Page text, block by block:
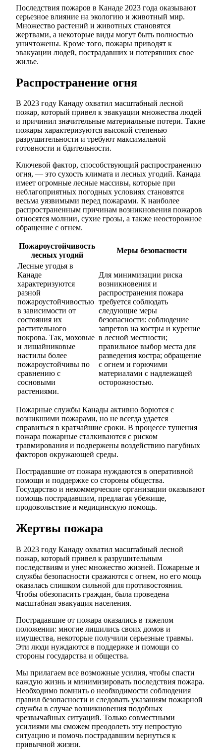
Последствия пожаров в Канаде 2023 года оказывают
серьезное влияние на экологию и животный мир.
Множество растений и животных становятся
жертвами, а некоторые виды могут быть полностью
уничтожены. Кроме того, пожары приводят к
эвакуации людей, пострадавших и потерявших свое
жилье.
Распространение огня
В 2023 году Канаду охватил масштабный лесной
пожар, который привел к эвакуации множества людей
и причинил значительные материальные потери. Такие
пожары характеризуются высокой степенью
разрушительности и требуют максимальной
готовности и бдительности.
Ключевой фактор, способствующий распространению
огня, — это сухость климата и лесных угодий. Канада
имеет огромные лесные массивы, которые при
неблагоприятных погодных условиях становятся
весьма уязвимыми перед пожарами. К наиболее
распространенным причинам возникновения пожаров
относятся молнии, сухие грозы, а также неосторожное
обращение с огнем.
Пожароустойчивость
лесных угодий
Меры безопасности
Лесные угодья в
Канаде
характеризуются
разной
пожароустойчивостью
в зависимости от
состояния их
растительного
покрова. Так, моховые
и лишайниковые
настилы более
пожароустойчивы по
сравнению с
сосновыми
растениями.
Для минимизации риска
возникновения и
распространения пожара
требуется соблюдать
следующие меры
безопасности: соблюдение
запретов на костры и курение
в лесной местности;
правильное выбор места для
разведения костра; обращение
с огнем и горючими
материалами с надлежащей
осторожностью.
Пожарные службы Канады активно борются с
возникшими пожарами, но не всегда удается
справиться в кратчайшие сроки. В процессе тушения
пожара пожарные сталкиваются с риском
травмирования и подвержены воздействию пагубных
факторов окружающей среды.
Пострадавшие от пожара нуждаются в оперативной
помощи и поддержке со стороны общества.
Государство и некоммерческие организации оказывают
помощь пострадавшим, предлагая убежище,
продовольствие и медицинскую помощь.
Жертвы пожара
В 2023 году Канаду охватил масштабный лесной
пожар, который привел к разрушительным
последствиям и унес множество жизней. Пожарные и
службы безопасности сражаются с огнем, но его мощь
оказалась слишком сильной для противостояния.
Чтобы обезопасить граждан, была проведена
масштабная эвакуация населения.
Пострадавшие от пожара оказались в тяжелом
положении: многие лишились своих домов и
имущества, некоторые получили серьезные травмы.
Эти люди нуждаются в поддержке и помощи со
стороны государства и общества.
Мы прилагаем все возможные усилия, чтобы спасти
каждую жизнь и минимизировать последствия пожара.
Необходимо помнить о необходимости соблюдения
правил безопасности и следовать указаниям пожарной
службы в случае возникновения подобных
чрезвычайных ситуаций. Только совместными
усилиями мы сможем преодолеть эту непростую
ситуацию и помочь пострадавшим вернуться к
привычной жизни.